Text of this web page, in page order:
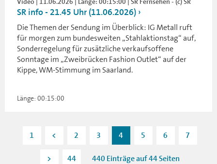
SR info - 21.45 Uhr (11.06.2026)
Die Themen der Sendung im Überblick: IG Metall ruft
für morgen zum bundesweiten „Stahlaktionstag“ auf,
Sonderregelung für zusätzliche verkaufsoffene
Sonntage im „Zweibrücken Fashion Outlet“ auf der
Kippe, WM-Stimmung im Saarland.
Länge: 00:15:00
1 < 2 3 4 5 6 7
> 44 440 Einträge auf 44 Seiten